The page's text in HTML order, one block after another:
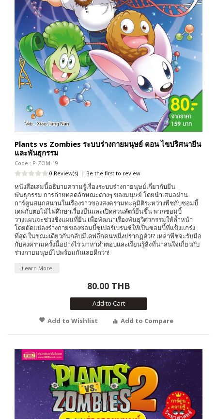
Plants vs Zombies ระบบร่างกายมนุษย์ ตอน ไขปริศนายีน
และพันธุกรรม
Code : P-ZOM-19
0 Review(s) | Be the first to review
หนังสือเล่มนี้อธิบายความรู้เรื่องระบบร่างกายนุษย์เกี่ยวกับยีน
พันธุกรรม การถ่ายทอดลักษณะต่างๆ ของมนุษย์ โดยนำเสนอผ่าน
การ์ตูนสนุกสนานในเรื่องราวของสงครามทะลุมิติระหว่างพืชกับซอมบี้
เดฟกับตอไม้ไฟศึกษาเรื่องยีนและเปิดสวนสัตว์ยีนขึ้น พวกซอมบี้
วางแผนจะช่วงชิงแผนที่ยีน เพื่อพัฒนาเรื่องพันธุวิศวกรรมให้ล้ำหน้า
โดยดัดแปลงร่างกายของซอมบี้ซูเปอร์เบรนซ์ให้เป็นซอมบี้ที่แข็งแกร่ง
ที่สุด ในขณะเดียวกันกลับมีเดฟอีกคนหนึ่งปรากฏตัว!? เหล่าพืชจะรับมือ
กับสงครามครั้งนี้อย่างไร มาหาคำตอบและเรียนรู้สิ่งที่น่าสนใจเกี่ยวกับ
ร่างกายมนุษย์ไปพร้อมกันเลยดีกว่า!
Learn More
80.00 THB
Add to Cart
Add to Wishlist
Add to Compare